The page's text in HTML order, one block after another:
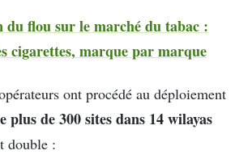
du flou sur le marché du tabac :
cigarettes, marque par marque
ont procédé au déploiement
plus de 300 sites dans 14 wilayas
double :